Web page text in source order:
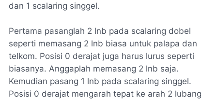
dan 1 scalaring singgel.
Pertama pasanglah 2 lnb pada scalaring dobel
seperti memasang 2 lnb biasa untuk palapa dan
telkom. Posisi 0 derajat juga harus lurus seperti
biasanya. Anggaplah memasang 2 lnb saja.
Kemudian pasang 1 lnb pada scalaring singgel.
Posisi 0 derajat mengarah tepat ke arah 2 lubang